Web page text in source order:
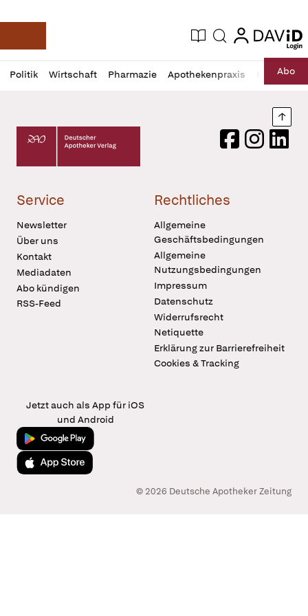
Deutsche Apotheker Zeitung
Aktuelle Ausgabe
Suche login
login
Politik Wirtschaft Pharmazie Apothekenpraxis RechtAbo
Profil
öffnen
Daz
Pur
Deutscher Apotheker Verlag Logo
FacebookInstagram
Service
Newsletter
Über uns
Kontakt
Mediadaten
Abo kündigen
RSS-Feed
Rechtliches
Allgemeine
Geschäftsbedingungen
Allgemeine
Nutzungsbedingungen
Impressum
Datenschutz
Widerrufsrecht
Netiquette
Erklärung zur Barrierefreiheit
Cookies & Tracking
Jetzt auch als App für iOS
und Android
Jetzt bei Google Play
Laden im App Store
© 2026 Deutsche Apotheker Zeitung